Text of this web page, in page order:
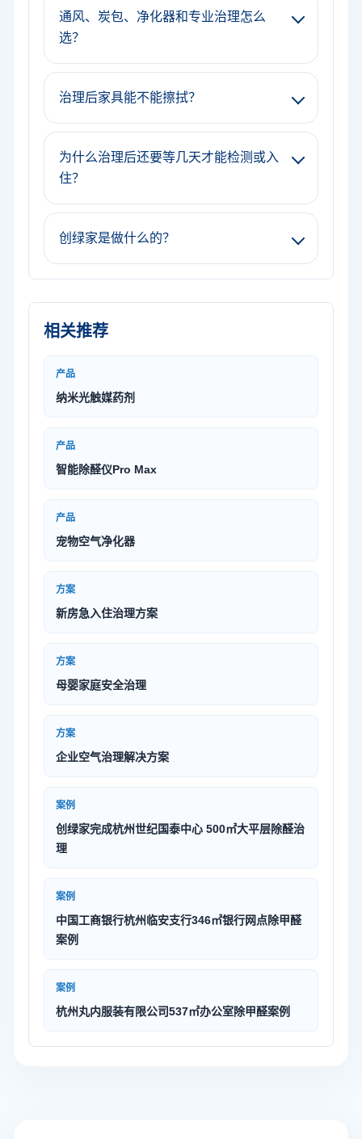
通风、炭包、净化器和专业治理怎么
选？
治理后家具能不能擦拭？
为什么治理后还要等几天才能检测或入
住？
创绿家是做什么的？
相关推荐
产品
纳米光触媒药剂
产品
智能除醛仪Pro Max
产品
宠物空气净化器
方案
新房急入住治理方案
方案
母婴家庭安全治理
方案
企业空气治理解决方案
案例
创绿家完成杭州世纪国泰中心 500㎡大平层除醛治
理
案例
中国工商银行杭州临安支行346㎡银行网点除甲醛
案例
案例
杭州丸内服装有限公司537㎡办公室除甲醛案例